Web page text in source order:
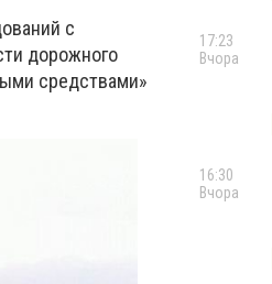
с
дорожного
средствами»
17:23
Вчора
16:30
Вчора